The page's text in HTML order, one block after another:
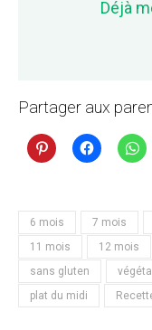
Déjà
Partager aux
6 mois 7 mois
11 mois
12 mois
sans gluten
plat du midi